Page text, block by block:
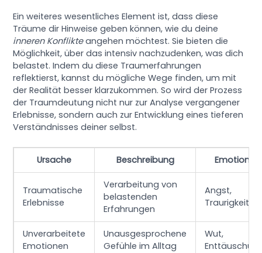
Ein weiteres wesentliches Element ist, dass diese
Träume dir Hinweise geben können, wie du deine
inneren Konflikteangehen möchtest. Sie bieten die
Möglichkeit, über das intensiv nachzudenken, was dich
belastet. Indem du diese Traumerfahrungen
reflektierst, kannst du mögliche Wege finden, um mit
der Realität besser klarzukommen. So wird der Prozess
der Traumdeutung nicht nur zur Analyse vergangener
Erlebnisse, sondern auch zur Entwicklung eines tieferen
Verständnisses deiner selbst.
Ursache Beschreibung Emotionen
Traumatische
Erlebnisse
Verarbeitung von
belastenden
Erfahrungen
Angst,
Traurigkeit
Unverarbeitete
Emotionen
Unausgesprochene
Gefühle im Alltag
Wut,